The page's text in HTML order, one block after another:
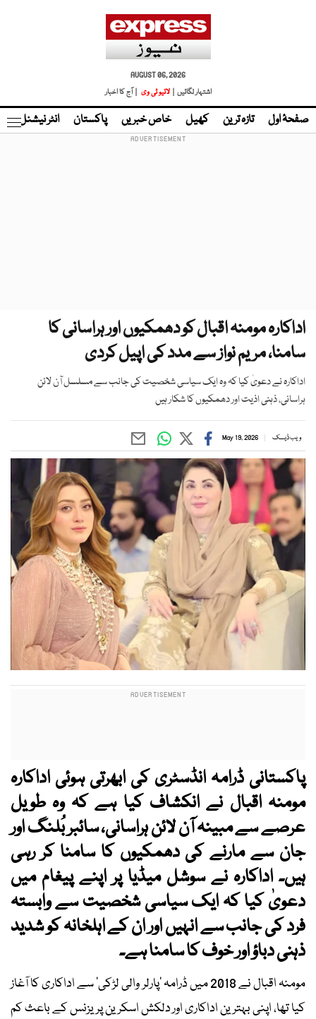
AUGUST 06, 2026
اشتہار لگائیں |
لائیو ٹی وی | آج کا اخبار
صفحۂ اول تازہ ترین کھیل خاص خبریں پاکستان انٹر نیشنل
اداکارہ مومنہ اقبال کو دھمکیوں اور ہراسانی کا
سامنا، مریم نواز سے مدد کی اپیل کردی
اداکارہ نے دعویٰ کیا کہ وہ ایک سیاسی شخصیت کی جانب سے مسلسل آن لائن
ہراسانی، ذہنی اذیت اور دھمکیوں کا شکار ہیں
ویب ڈیسک May 19, 2026
پاکستانی ڈرامہ انڈسٹری کی ابھرتی ہوئی اداکارہ
مومنہ اقبال نے انکشاف کیا ہے کہ وہ طویل
عرصے سے مبینہ آن لائن ہراسانی، سائبر بُلنگ اور
جان سے مارنے کی دھمکیوں کا سامنا کر رہی
ہیں۔ اداکارہ نے سوشل میڈیا پر اپنے پیغام میں
دعویٰ کیا کہ ایک سیاسی شخصیت سے وابستہ
فرد کی جانب سے انہیں اور ان کے اہلخانہ کو شدید
ذہنی دباؤ اور خوف کا سامنا ہے۔
مومنہ اقبال نے 2018 میں ڈرامہ ’پارلر والی لڑکی‘ سے اداکاری کا آغاز
کیا تھا، اپنی بہترین اداکاری اور دلکش اسکرین پریزنس کے باعث کم